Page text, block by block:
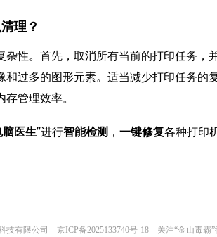
理？
性。首先，取消所有当前的打印任务，
过多的图形元素。适当减少打印任务的
管理效率。
医生”进行智能检测 ， 一键修复各种打印
技有限公司 京ICP备2025133740号-18 关注“金山毒霸